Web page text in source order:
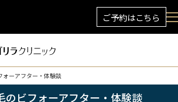
ご予約はこちら
ォーアフター・体験談
のビフォーアフター・体験談